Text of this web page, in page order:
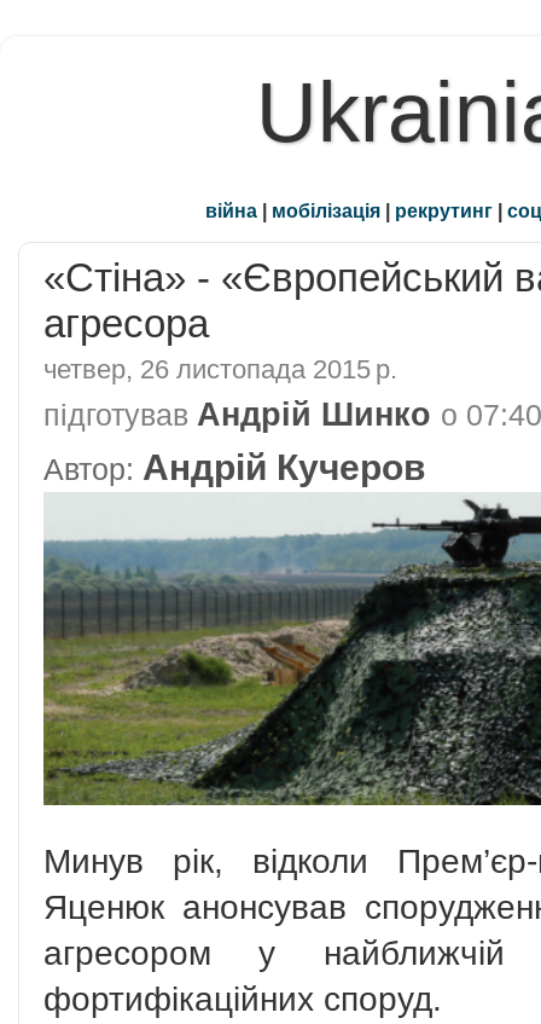
війна | мобілізація | рекрутинг |
«Стіна» - «Європейський
агресора
четвер, 26 листопада 2015 р.
підготував Андрій Шинко о 07:40
Автор: Андрій Кучеров
Минув рік, відколи Прем’єр-
Яценюк анонсував
агресором у найближчій
фортифікаційних споруд.